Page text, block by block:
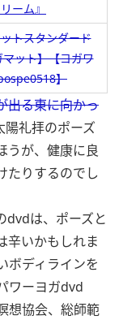
ーム』
トスタンダード
ット】【ヨガワ
】
出る東に向かっ
陽礼拝のポーズ
うが、健康に良
たりするのでし
dvdは、ポーズと
辛いかもしれま
ボディラインを
ワーヨガdvd
想協会、総師範